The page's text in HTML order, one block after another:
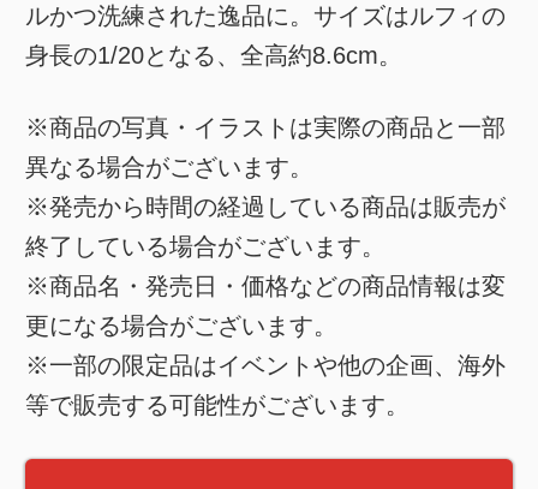
ルかつ洗練された逸品に。サイズはルフィの
身長の1/20となる、全高約8.6cm。
※商品の写真・イラストは実際の商品と一部
異なる場合がございます。
※発売から時間の経過している商品は販売が
終了している場合がございます。
※商品名・発売日・価格などの商品情報は変
更になる場合がございます。
※一部の限定品はイベントや他の企画、海外
等で販売する可能性がございます。